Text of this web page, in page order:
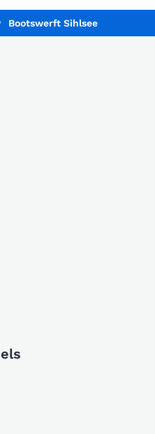
Bootswerft Sihlsee